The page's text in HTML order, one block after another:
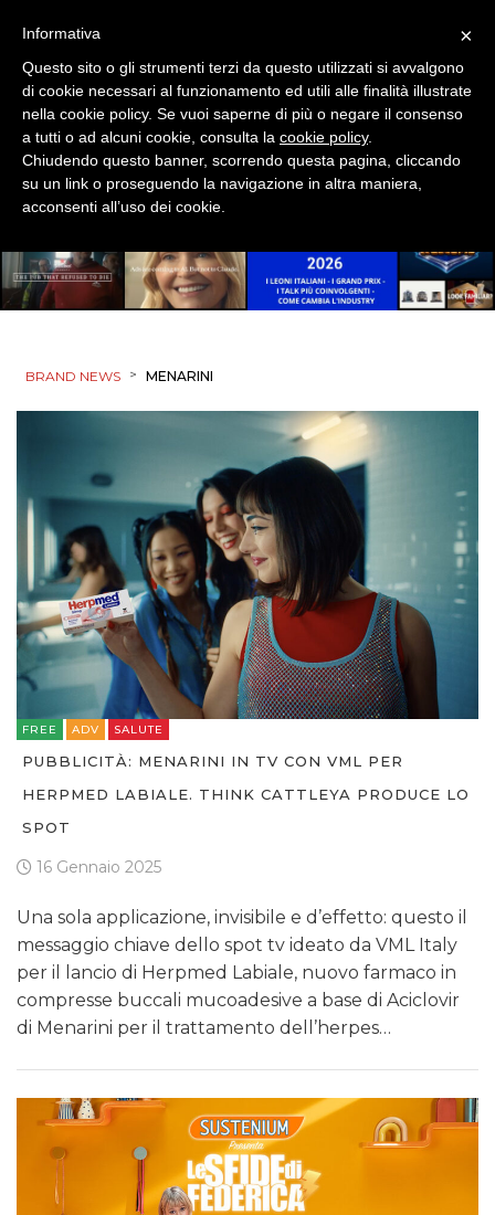
BRAND NEWS > MENARINI
FREE ADV SALUTE
PUBBLICITÀ: MENARINI IN TV CON VML PER
HERPMED LABIALE. THINK CATTLEYA PRODUCE LO
SPOT
16 Gennaio 2025
Una sola applicazione, invisibile e d’effetto: questo il
messaggio chiave dello spot tv ideato da VML Italy
per il lancio di Herpmed Labiale, nuovo farmaco in
compresse buccali mucoadesive a base di Aciclovir
di Menarini per il trattamento dell’herpes…
×
Informativa
Questo sito o gli strumenti terzi da questo utilizzati si avvalgono
di cookie necessari al funzionamento ed utili alle finalità illustrate
nella cookie policy. Se vuoi saperne di più o negare il consenso
a tutti o ad alcuni cookie, consulta la cookie policy.
Chiudendo questo banner, scorrendo questa pagina, cliccando
su un link o proseguendo la navigazione in altra maniera,
acconsenti all’uso dei cookie.